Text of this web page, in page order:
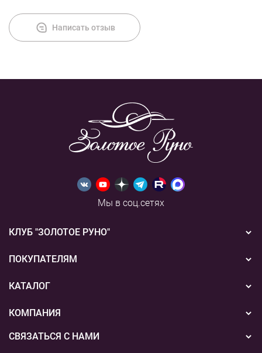
Написать отзыв
Мы в соц.сетях
КЛУБ "ЗОЛОТОЕ РУНО"
Новости
Акции
ПОКУПАТЕЛЯМ
Бонусная система
Подарочные сертификаты
Способы оплаты
КАТАЛОГ
Вышивка
Пряжа
КОМПАНИЯ
О нас
СВЯЗАТЬСЯ С НАМИ